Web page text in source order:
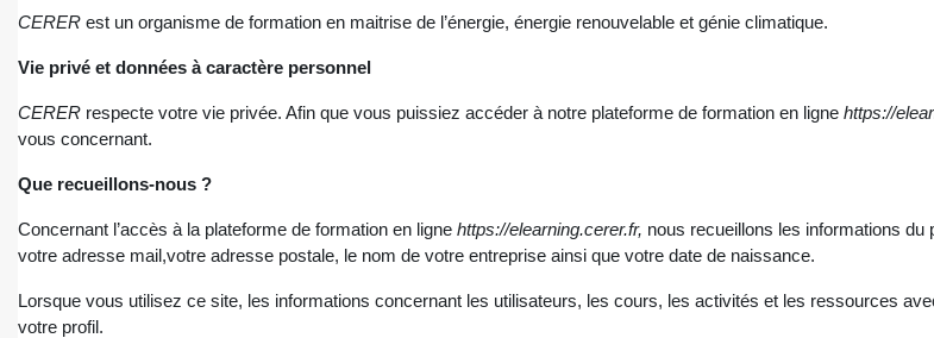
CERER est un organisme de formation en maitrise de l’énergie, énergie renouvelable et génie climatique.
Vie privé et données à caractère personnel
CERER respecte votre vie privée. Afin que vous puissiez accéder à notre plateforme de formation en ligne https://
vous concernant.
Que recueillons-nous ?
Concernant l’accès à la plateforme de formation en ligne https://elearning.cerer.fr, nous recueillons les informations
votre adresse mail,votre adresse postale, le nom de votre entreprise ainsi que votre date de naissance.
Lorsque vous utilisez ce site, les informations concernant les utilisateurs, les cours, les activités et les ressources
votre profil.